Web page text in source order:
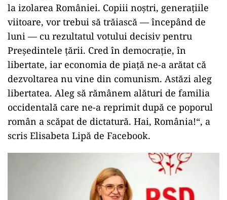
la izolarea României. Copiii noştri, generaţiile
viitoare, vor trebui să trăiască — începând de
luni — cu rezultatul votului decisiv pentru
Preşedintele ţării. Cred în democraţie, în
libertate, iar economia de piaţă ne-a arătat că
dezvoltarea nu vine din comunism. Astăzi aleg
libertatea. Aleg să rămânem alături de familia
occidentală care ne-a reprimit după ce poporul
român a scăpat de dictatură. Hai, România!“, a
scris Elisabeta Lipă de Facebook.